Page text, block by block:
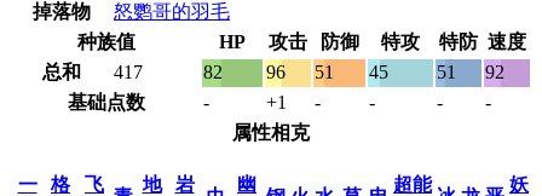
掉落物
怒鹦哥的羽毛
种族值
HP 攻击 防御 特攻 特防 速度
总和
417 82 96 51 45 51
92
基础点数
- +1 - - -
-
属性相克
一
格
飞
地
岩
幽
超能
妖